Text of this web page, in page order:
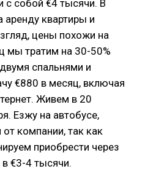
с собой €4 тысячи. В
аренду квартиры и
цены похожи на
мы тратим на 30-50%
спальнями и
€880 в месяц, включая
Живем в 20
Езжу на автобусе,
компании, так как
приобрести через
€3-4 тысячи.